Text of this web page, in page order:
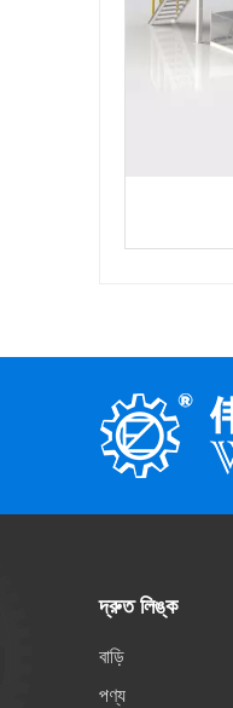
দ্রুত লিঙ্ক
বাড়ি
পণ্য